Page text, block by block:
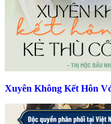
Xuyên Không Kết Hôn